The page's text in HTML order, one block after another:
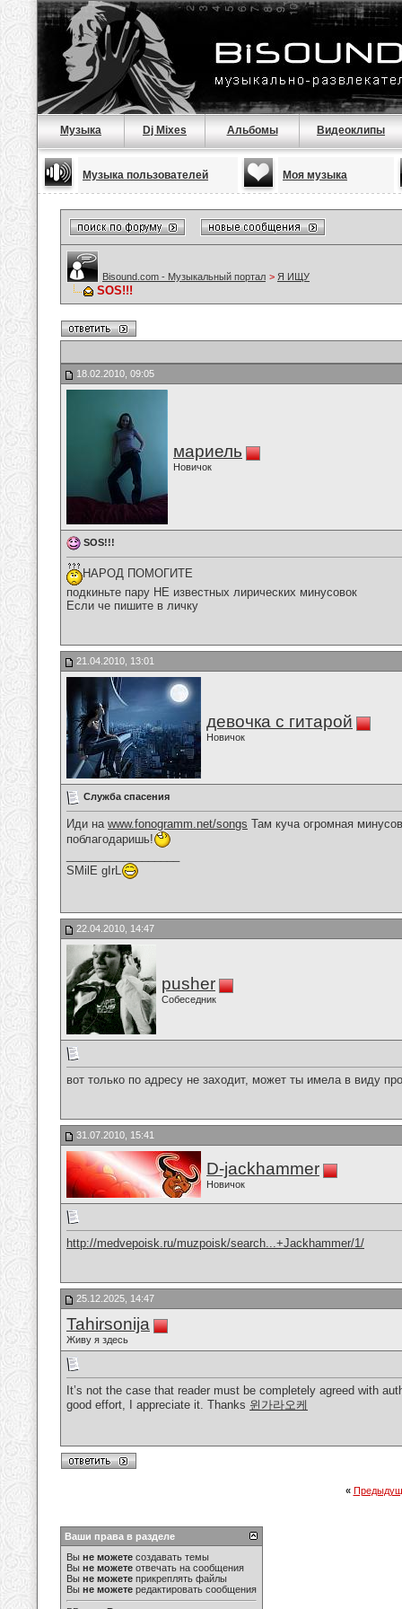
Музыка Dj Mixes Альбомы Видеоклипы
Музыка пользователей Моя музыка
Bisound.com - Музыкальный портал > Я ИЩУ
SOS!!!
18.02.2010, 09:05
мариель
Новичок
SOS!!!
НАРОД ПОМОГИТЕ
подкиньте пару НЕ известных лирических минусовок
Если че пишите в личку
21.04.2010, 13:01
девочка с гитарой
Новичок
Служба спасения
Иди на www.fonogramm.net/songs Там куча огромная
поблагодаришь!
SMilE gIrL
22.04.2010, 14:47
pusher
Собеседник
вот только по адресу не заходит, может ты имела в виду
31.07.2010, 15:41
D-jackhammer
Новичок
http://medvepoisk.ru/muzpoisk/search...+Jackhammer/1/
25.12.2025, 14:47
Tahirsonija
Живу я здесь
It’s not the case that reader must be completely agreed with
good effort, I appreciate it. Thanks 윈가라오케
«
Ваши права в разделе
Вы не можете создавать темы
Вы не можете отвечать на сообщения
Вы не можете прикреплять файлы
Вы не можете редактировать сообщения